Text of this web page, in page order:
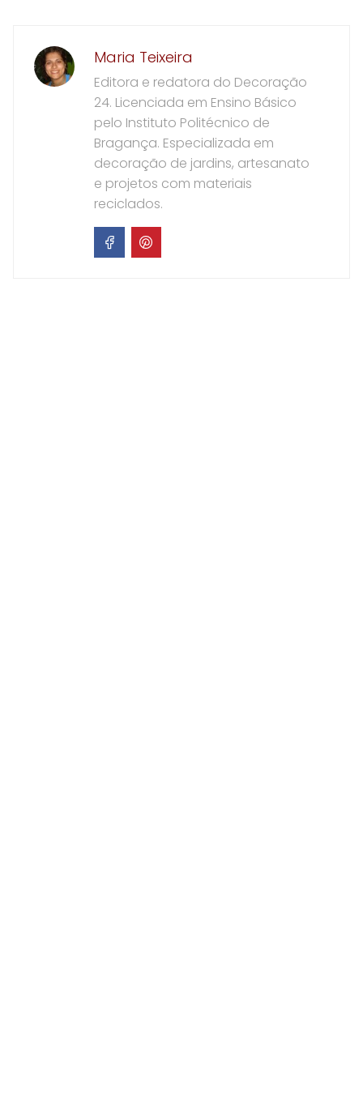
Maria Teixeira
Editora e redatora do Decoração
24. Licenciada em Ensino Básico
pelo Instituto Politécnico de
Bragança. Especializada em
decoração de jardins, artesanato
e projetos com materiais
reciclados.